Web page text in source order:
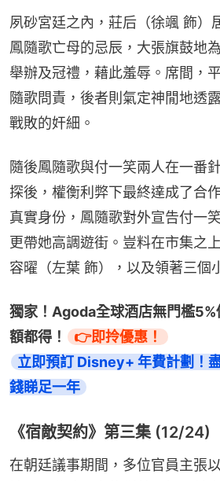
夙砂宮廷之內，莊后（徐颯 飾）
鳳隨歌亡母的忌辰，大張旗鼓地
舉辦及冠禮，藉此羞辱。席間，
隨歌問責，後者則氣定神閒地透
戰敗的奸細。
隨後鳳隨歌與付一笑兩人在一番
探後，權衡利弊下最終達成了合
真實身份，鳳隨歌對外宣告付一
更帶她高調遊街。豈料在市集之
容曜（左葉 飾），以及領著三個
獨家！Agoda全球酒店無門檻
額都得！
立即預訂 Disney+ 年費計劃！
錢睇足一年
《宿敵契約》第三集 (12/24)
在朝廷議事期間，多位官員主張